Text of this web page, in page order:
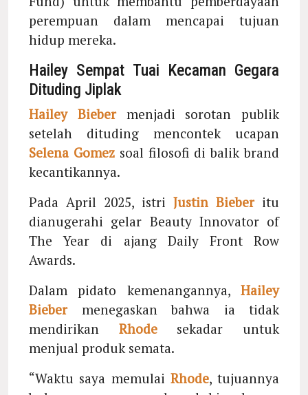
perempuan dalam mencapai tujuan
hidup mereka.
Hailey Sempat Tuai Kecaman Gegara
Dituding Jiplak
Hailey Biebermenjadi sorotan publik
setelah dituding mencontek ucapan
Selena Gomezsoal filosofi di balik brand
kecantikannya.
Pada April 2025, istri Justin Bieberitu
dianugerahi gelar Beauty Innovator of
The Year di ajang Daily Front Row
Awards.
Dalam pidato kemenangannya, Hailey
Biebermenegaskan bahwa ia tidak
mendirikan Rhodesekadar untuk
menjual produk semata.
“Waktu saya memulai Rhode, tujuannya